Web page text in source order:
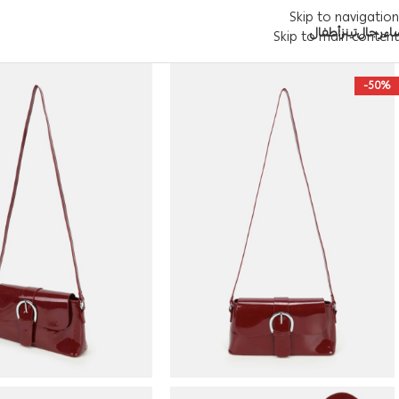
Skip to navigation
Skip to main content
رجالتينزأطفال
-50%